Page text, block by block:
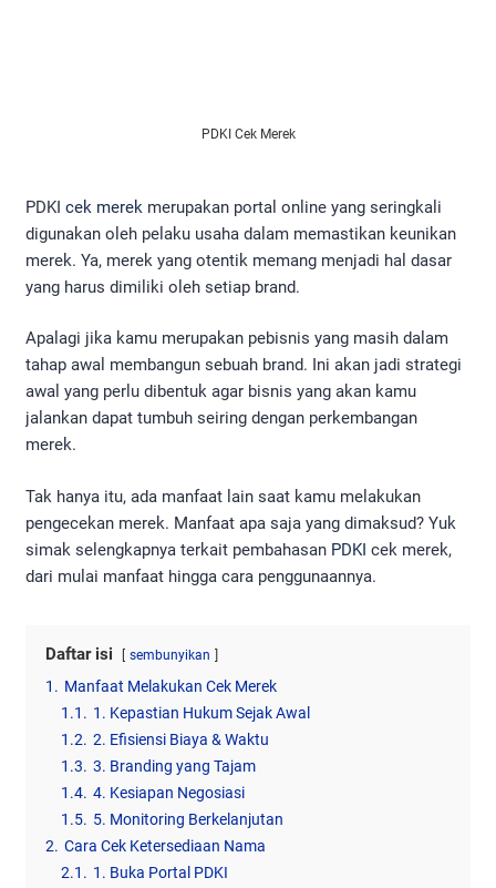
PDKI Cek Merek
PDKI cek merek merupakan portal online yang seringkali
digunakan oleh pelaku usaha dalam memastikan keunikan
merek. Ya, merek yang otentik memang menjadi hal dasar
yang harus dimiliki oleh setiap brand.
Apalagi jika kamu merupakan pebisnis yang masih dalam
tahap awal membangun sebuah brand. Ini akan jadi strategi
awal yang perlu dibentuk agar bisnis yang akan kamu
jalankan dapat tumbuh seiring dengan perkembangan
merek.
Tak hanya itu, ada manfaat lain saat kamu melakukan
pengecekan merek. Manfaat apa saja yang dimaksud? Yuk
simak selengkapnya terkait pembahasan PDKI cek merek,
dari mulai manfaat hingga cara penggunaannya.
Daftar isi sembunyikan
1. Manfaat Melakukan Cek Merek
1.1. 1. Kepastian Hukum Sejak Awal
1.2. 2. Efisiensi Biaya & Waktu
1.3. 3. Branding yang Tajam
1.4. 4. Kesiapan Negosiasi
1.5. 5. Monitoring Berkelanjutan
2. Cara Cek Ketersediaan Nama
2.1. 1. Buka Portal PDKI